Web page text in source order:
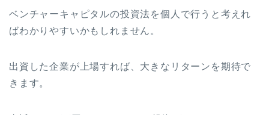
ベンチャーキャピタルの投資法を個人で行うと考えれ
ばわかりやすいかもしれません。
出資した企業が上場すれば、大きなリターンを期待で
きます。